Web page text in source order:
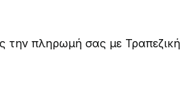
την πληρωμή σας με Τραπεζική